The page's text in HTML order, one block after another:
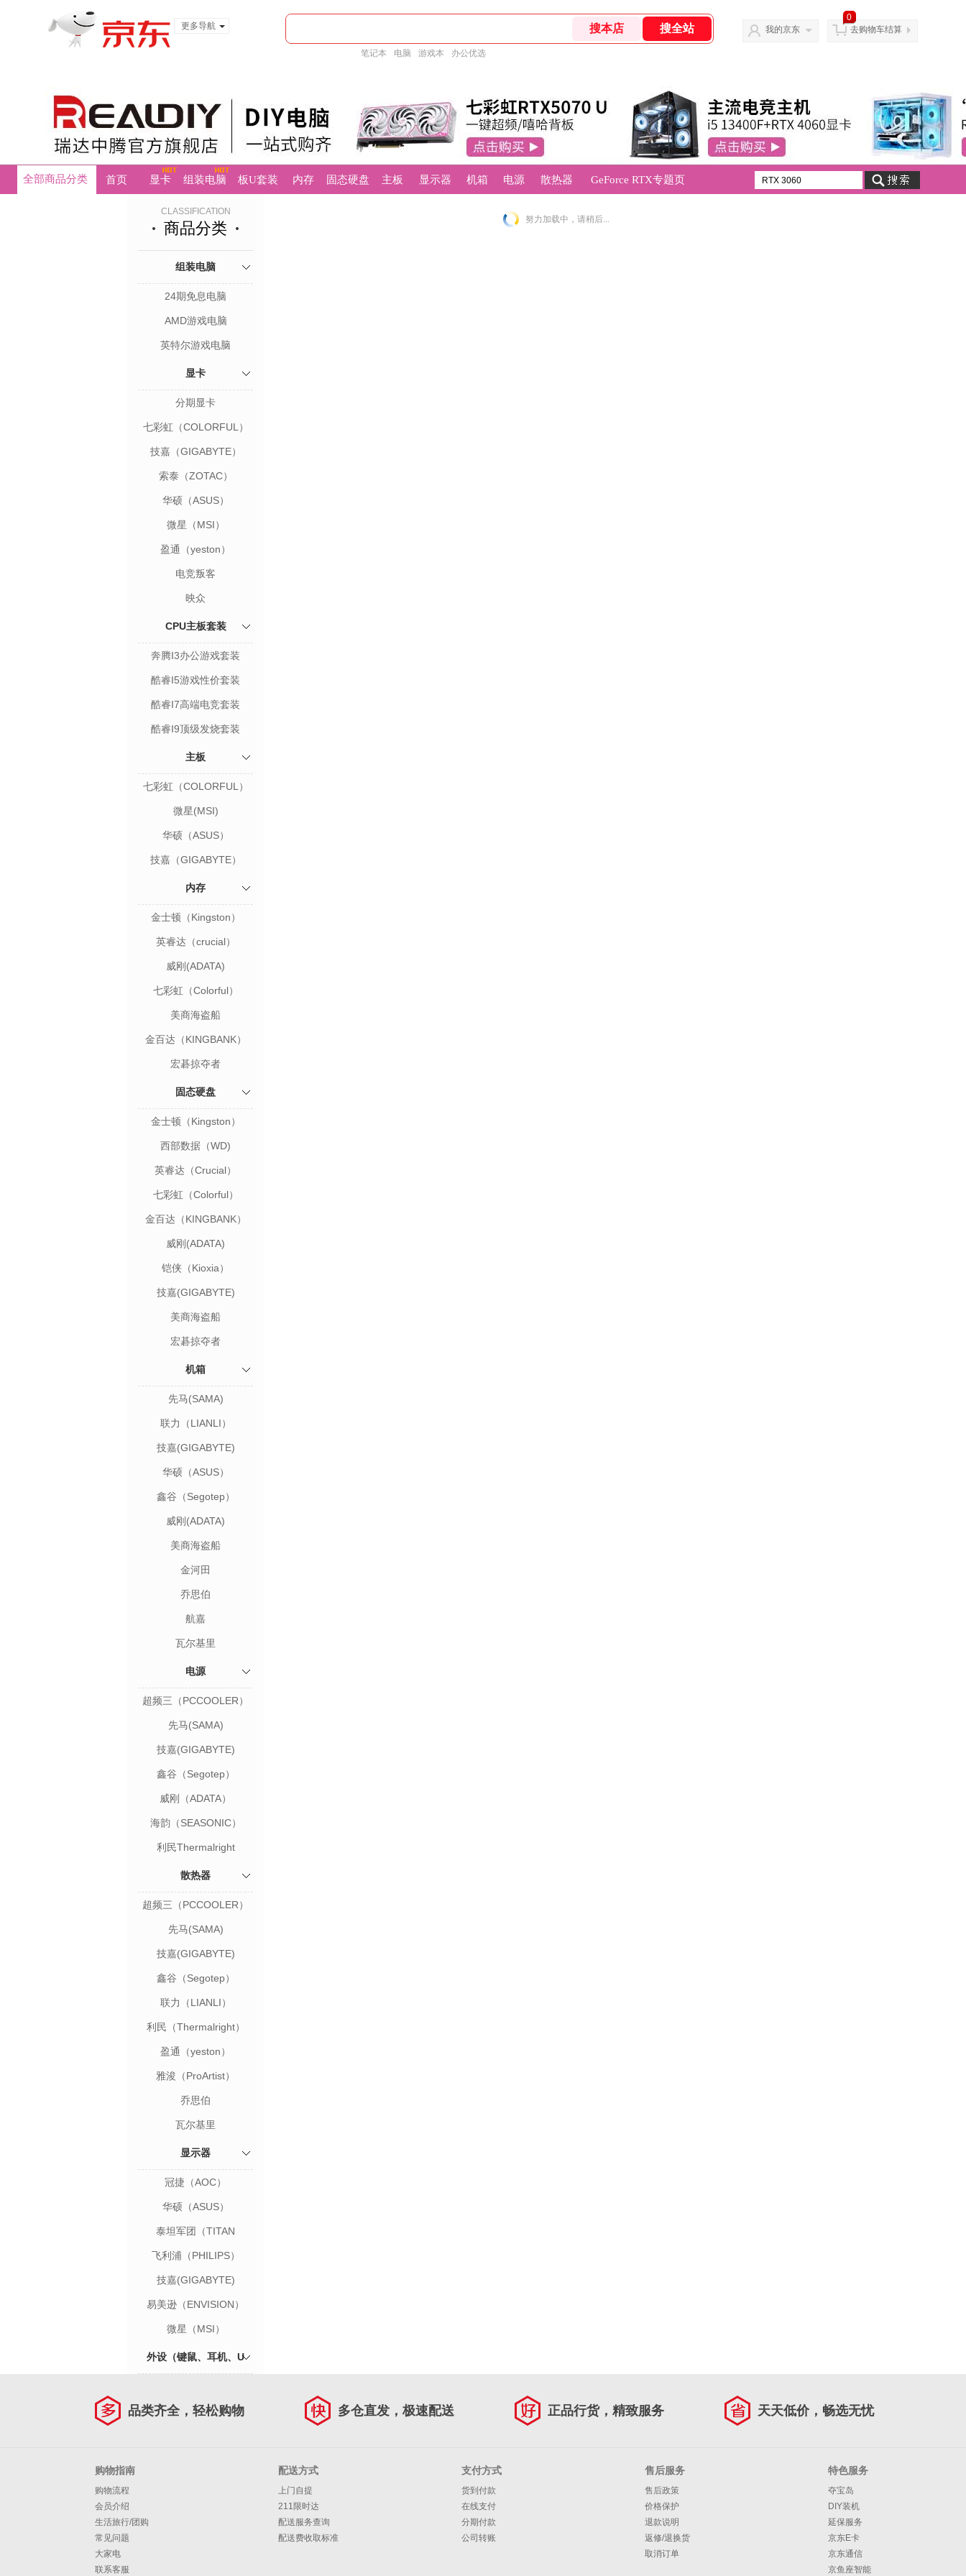
更多导航
笔记本 电脑 游戏本 办公优选
我的京东
0
去购物车结算
全部商品分类 首页 组装电脑 板U套装
显卡 显示器
内存 固态硬盘 机箱 电源 散热器 GeForce RTX专题页
主板
CLASSIFICATION
商品分类
组装电脑
24期免息电脑
AMD游戏电脑
英特尔游戏电脑
显卡
分期显卡
七彩虹（COLORFUL）
技嘉（GIGABYTE）
索泰（ZOTAC）
华硕（ASUS）
微星（MSI）
盈通（yeston）
电竞叛客
映众
CPU主板套装
奔腾I3办公游戏套装
酷睿I5游戏性价套装
酷睿I7高端电竞套装
酷睿I9顶级发烧套装
主板
七彩虹（COLORFUL）
微星(MSI)
华硕（ASUS）
技嘉（GIGABYTE）
内存
金士顿（Kingston）
英睿达（crucial）
威刚(ADATA)
七彩虹（Colorful）
美商海盗船
(USCORSAIR)
金百达（KINGBANK）
宏碁掠夺者
固态硬盘
金士顿（Kingston）
西部数据（WD)
英睿达（Crucial）
七彩虹（Colorful）
金百达（KINGBANK）
威刚(ADATA)
铠侠（Kioxia）
技嘉(GIGABYTE)
美商海盗船
(USCORSAIR)
宏碁掠夺者
机箱
先马(SAMA)
联力（LIANLI）
技嘉(GIGABYTE)
华硕（ASUS）
鑫谷（Segotep）
威刚(ADATA)
美商海盗船
金河田
乔思伯
航嘉
瓦尔基里
电源
超频三（PCCOOLER）
先马(SAMA)
技嘉(GIGABYTE)
鑫谷（Segotep）
威刚（ADATA）
海韵（SEASONIC）
利民Thermalright
散热器
超频三（PCCOOLER）
先马(SAMA)
技嘉(GIGABYTE)
鑫谷（Segotep）
联力（LIANLI）
利民（Thermalright）
盈通（yeston）
雅浚（ProArtist）
乔思伯
瓦尔基里
显示器
冠捷（AOC）
华硕（ASUS）
泰坦军团（TITAN
ARMY）
飞利浦（PHILIPS）
技嘉(GIGABYTE)
易美逊（ENVISION）
微星（MSI）
外设（键鼠、耳机、U
努力加载中，请稍后...
品类齐全，轻松购物 多仓直发，极速配送 正品行货，精致服务 天天低价，畅选无忧
购物指南
购物流程
会员介绍
生活旅行/团购
常见问题
大家电
联系客服
配送方式
上门自提
211限时达
配送服务查询
配送费收取标准
支付方式
货到付款
在线支付
分期付款
公司转账
售后服务
售后政策
价格保护
退款说明
返修/退换货
取消订单
特色服务
夺宝岛
DIY装机
延保服务
京东E卡
京东通信
京鱼座智能